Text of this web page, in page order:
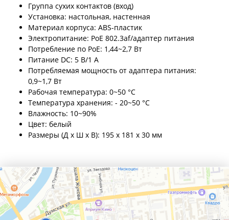
Группа сухих контактов (вход)
Установка: настольная, настенная
Материал корпуса: ABS-пластик
Электропитание: PoE 802.3af/адаптер питания
Потребление по PoE: 1,44~2,7 Вт
Питание DC: 5 В/1 А
Потребляемая мощность от адаптера питания:
0,9~1,7 Вт
Рабочая температура: 0~50 °С
Температура хранения: - 20~50 °С
Влажность: 10~90%
Цвет: белый
Размеры (Д х Ш х В): 195 х 181 х 30 мм